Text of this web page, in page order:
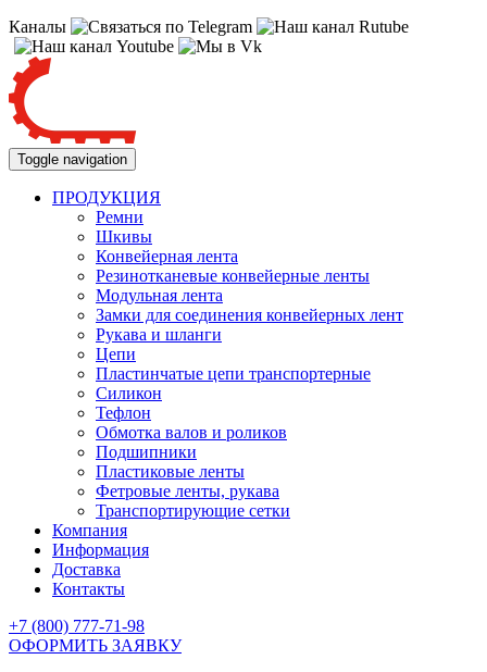
Каналы
Toggle navigation
ПРОДУКЦИЯ
Ремни
Шкивы
Конвейерная лента
Резинотканевые конвейерные ленты
Модульная лента
Замки для соединения конвейерных лент
Рукава и шланги
Цепи
Пластинчатые цепи транспортерные
Силикон
Тефлон
Обмотка валов и роликов
Подшипники
Пластиковые ленты
Фетровые ленты, рукава
Транспортирующие сетки
Компания
Информация
Доставка
Контакты
+7 (800) 777-71-98
ОФОРМИТЬ ЗАЯВКУ